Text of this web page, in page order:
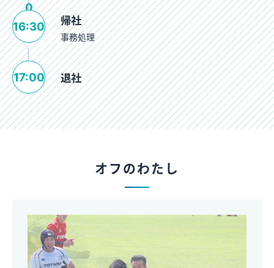
0
16:30 帰社
事務処理
17:00 退社
オフのわたし